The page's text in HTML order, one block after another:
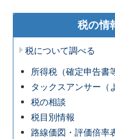
税の情
税について調べる
所得税（確定申告書
タックスアンサー（
税の相談
税目別情報
路線価図・評価倍率